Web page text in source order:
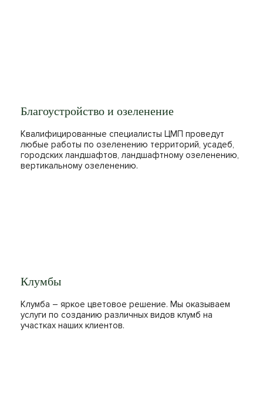
Благоустройство и озеленение
Квалифицированные специалисты ЦМП проведут
любые работы по озеленению территорий, усадеб,
городских ландшафтов, ландшафтному озеленению,
вертикальному озеленению.
Клумбы
Клумба – яркое цветовое решение. Мы оказываем
услуги по созданию различных видов клумб на
участках наших клиентов.